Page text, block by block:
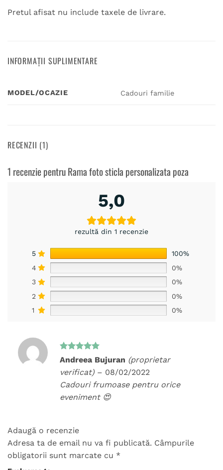
Pretul afisat nu include taxele de livrare.
INFORMAȚII SUPLIMENTARE
MODEL/OCAZIE Cadouri familie
RECENZII (1)
1 recenzie pentruRama foto sticla personalizata poza
5,0
rezultă din 1 recenzie
5
100%
4
0%
3
0%
2
0%
1
0%
Evaluat la
Andreea Bujuran (proprietar
verificat) – 08/02/2022
Cadouri frumoase pentru orice
eveniment 😍
Adaugă o recenzie
Adresa ta de email nu va fi publicată. Câmpurile
obligatorii sunt marcate cu *